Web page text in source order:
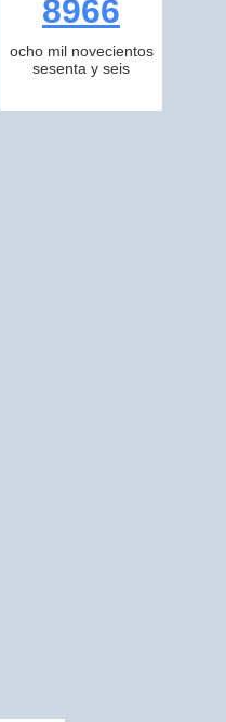
8966
ocho mil novecientos
sesenta y seis